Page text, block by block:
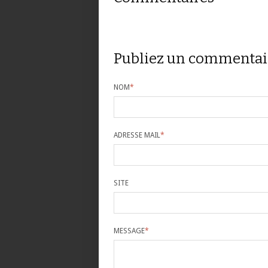
Publiez un
NOM*
ADRESSE MAIL*
SITE
MESSAGE*